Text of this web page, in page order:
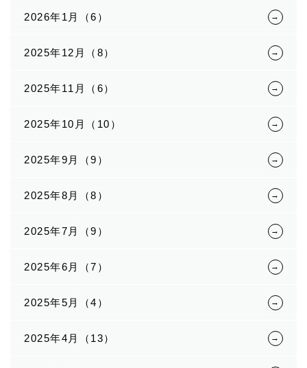
2026年1月（6）
2025年12月（8）
2025年11月（6）
2025年10月（10）
2025年9月（9）
2025年8月（8）
2025年7月（9）
2025年6月（7）
2025年5月（4）
2025年4月（13）